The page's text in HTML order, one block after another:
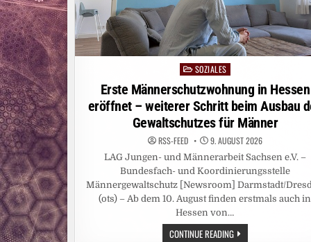
Posted
in
SOZIALES
Erste Männerschutzwohnung in Hessen
eröffnet – weiterer Schritt beim Ausbau
Gewaltschutzes für Männer
RSS-FEED 9. AUGUST 2026
LAG Jungen- und Männerarbeit Sachsen e.V. –
Bundesfach- und Koordinierungsstelle
Männergewaltschutz [Newsroom] Darmstadt/
(ots) – Ab dem 10. August finden erstmals auch in
Hessen von…
CONTINUE READINGERSTE